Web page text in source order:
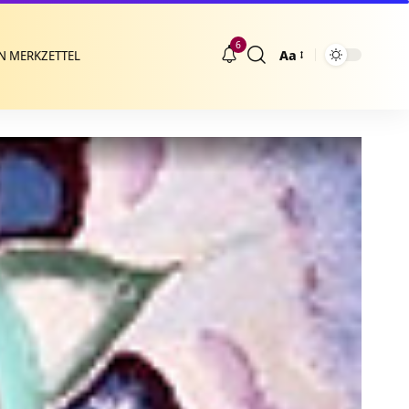
MERKZETTEL
6
Größenänderung
Aa